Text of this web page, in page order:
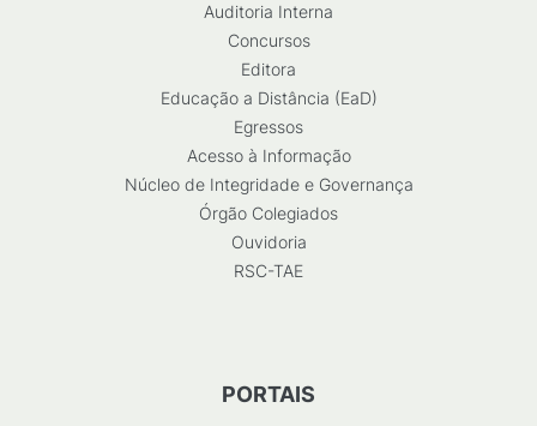
Auditoria Interna
Concursos
Editora
Educação a Distância (EaD)
Egressos
Acesso à Informação
Núcleo de Integridade e Governança
Órgão Colegiados
Ouvidoria
RSC-TAE
PORTAIS